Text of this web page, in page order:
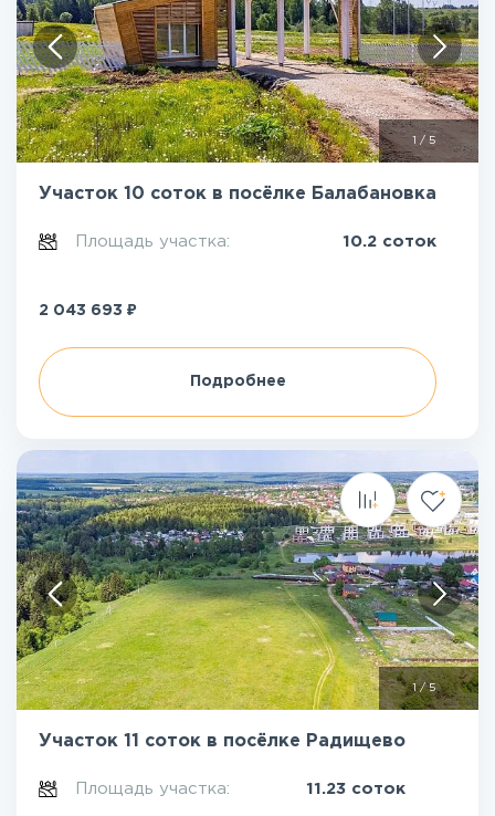
/ 5
Участок 10 соток в посёлке Балабановка
Площадь участка: 10.2 соток
2 043 693 ₽
Подробнее
1/5
Участок 11 соток в посёлке Радищево
Площадь участка: 11.23 соток